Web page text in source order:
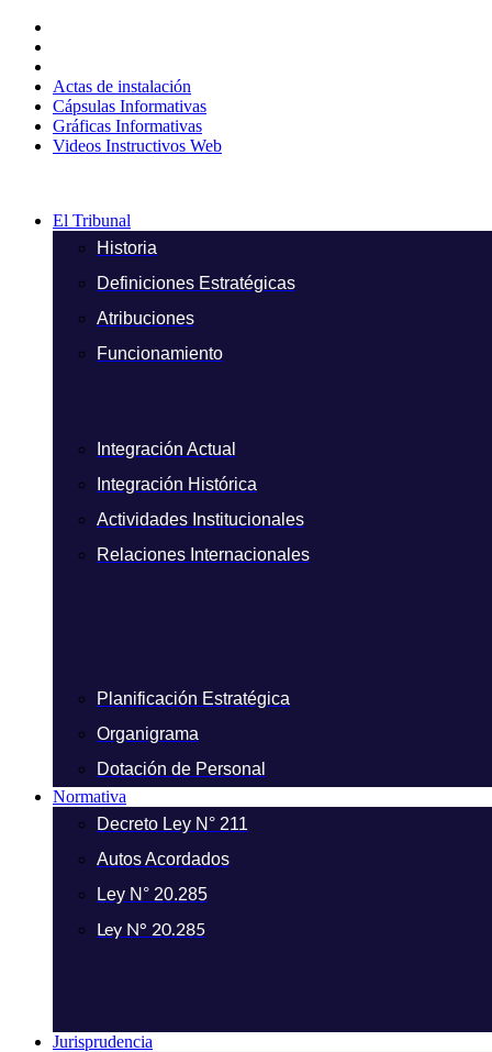
contenido
Actas de instalación
Cápsulas Informativas
Gráficas Informativas
Videos Instructivos Web
El Tribunal
Historia
Definiciones Estratégicas
Atribuciones
Funcionamiento
Integración Actual
Integración Histórica
Actividades Institucionales
Relaciones Internacionales
Planificación Estratégica
Organigrama
Dotación de Personal
Normativa
Decreto Ley N° 211
Autos Acordados
Ley N° 20.285
Ley N° 20.285
Jurisprudencia